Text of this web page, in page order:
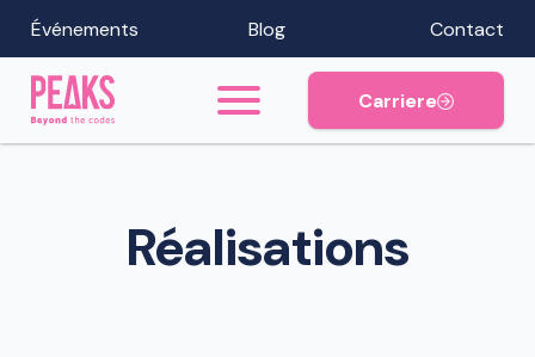
Événements Blog Contact
Carriere
Réalisations